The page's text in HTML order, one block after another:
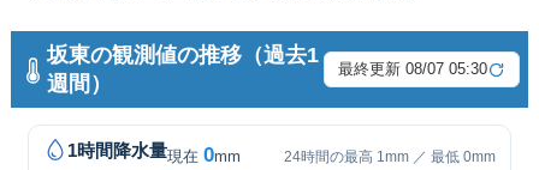
坂東の観測値の推移（過去1
週間）
最終更新 08/07 05:30
1時間降水量現在 0mm 24時間の最高 1mm ／ 最低 0mm